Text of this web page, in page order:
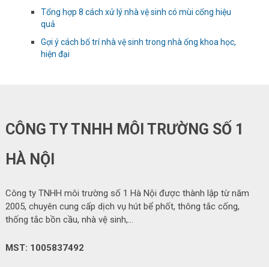
Tổng hợp 8 cách xử lý nhà vệ sinh có mùi cống hiệu
quả
Gợi ý cách bố trí nhà vệ sinh trong nhà ống khoa học,
hiện đại
CÔNG TY TNHH MÔI TRƯỜNG SỐ 1
HÀ NỘI
Công ty TNHH môi trường số 1 Hà Nội được thành lập từ năm
2005, chuyên cung cấp dịch vụ hút bể phốt, thông tắc cống,
thống tắc bồn cầu, nhà vệ sinh,…
MST: 1005837492